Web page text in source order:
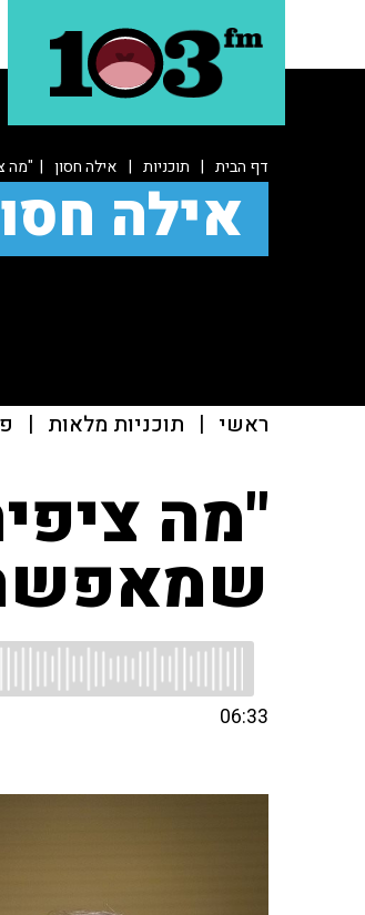
דף הבית | תוכניות | אילה חסון | "מה
אילה
ראשי | תוכניות מלאות |
"מה
06:33